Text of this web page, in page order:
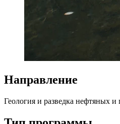
Направление
Геология и разведка нефтяных